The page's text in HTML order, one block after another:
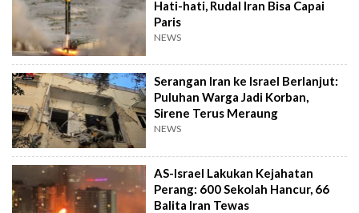
Hati-hati, Rudal Iran Bisa Capai
Paris
NEWS
Serangan Iran ke Israel Berlanjut:
Puluhan Warga Jadi Korban,
Sirene Terus Meraung
NEWS
AS-Israel Lakukan Kejahatan
Perang: 600 Sekolah Hancur, 66
Balita Iran Tewas